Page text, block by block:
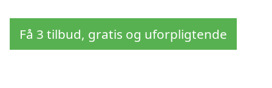
Få 3 tilbud, gratis og uforpligtende